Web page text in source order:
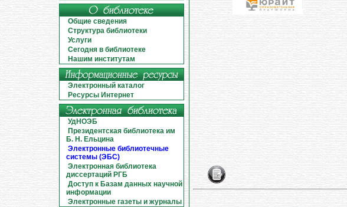
Общие сведения
Структура библиотеки
Услуги
Сегодня в библиотеке
Нашим институтам
Электронный каталог
Ресурсы Интернет
УдНОЭБ
Президентская библиотека им
Б. Н. Ельцина
Электронные библиотечные
системы (ЭБС)
Электронная библиотека
диссертаций РГБ
Доступ к Базам данных научной
информации
Электронные газеты и журналы